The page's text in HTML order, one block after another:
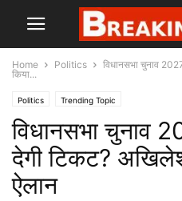
Home Politics
विधानसभा चुनाव
किया...
Politics Trending Topic
विधानसभा चुनाव
देगी टिकट?
ऐलान